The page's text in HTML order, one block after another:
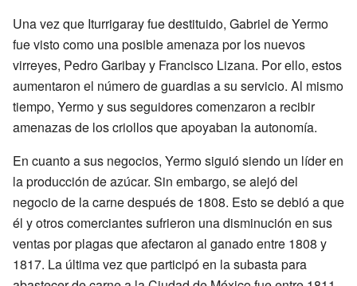
Una vez que Iturrigaray fue destituido, Gabriel de Yermo
fue visto como una posible amenaza por los nuevos
virreyes, Pedro Garibay y Francisco Lizana. Por ello, estos
aumentaron el número de guardias a su servicio. Al mismo
tiempo, Yermo y sus seguidores comenzaron a recibir
amenazas de los criollos que apoyaban la autonomía.
En cuanto a sus negocios, Yermo siguió siendo un líder en
la producción de azúcar. Sin embargo, se alejó del
negocio de la carne después de 1808. Esto se debió a que
él y otros comerciantes sufrieron una disminución en sus
ventas por plagas que afectaron al ganado entre 1808 y
1817. La última vez que participó en la subasta para